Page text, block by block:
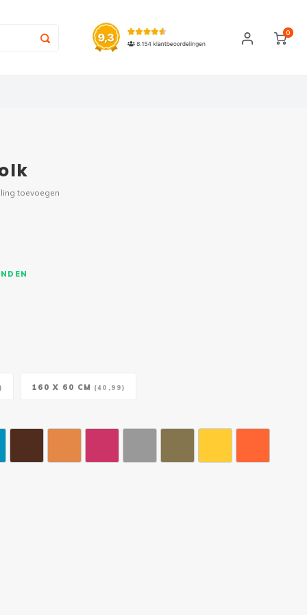
0
toevoegen
160 X 60 CM (40,99)